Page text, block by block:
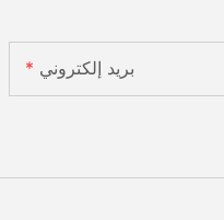
بريد إلكتروني